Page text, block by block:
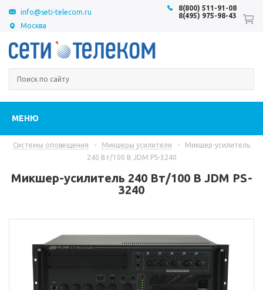
Москва
8(800) 511-91-08
8(495) 975-98-43
info@seti-telecom.ru
МЕНЮ
Системы оповещения - Микшеры усилители -
Микшер-усилитель
240 Вт/100 В JDM PS-3240
Микшер-усилитель 240 Вт/100 В JDM PS-
3240